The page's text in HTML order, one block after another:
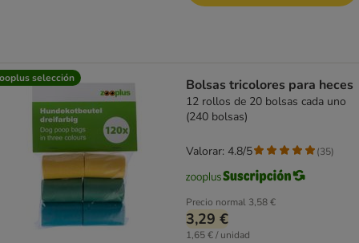
selección Bolsas tricolores para heces
12 rollos de 20 bolsas cada uno
(240 bolsas)
Precio normal 3,58 €
3,29 €
1,65 € / unidad
Valorar: 4.8/5 (35)